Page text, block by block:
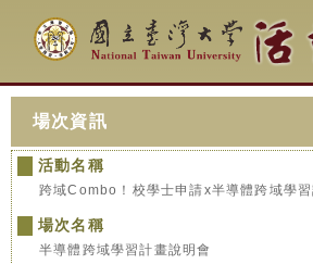
場次資訊
活動名稱
跨域Combo！校學士申請x半導體跨域學
場次名稱
半導體跨域學習計畫說明會